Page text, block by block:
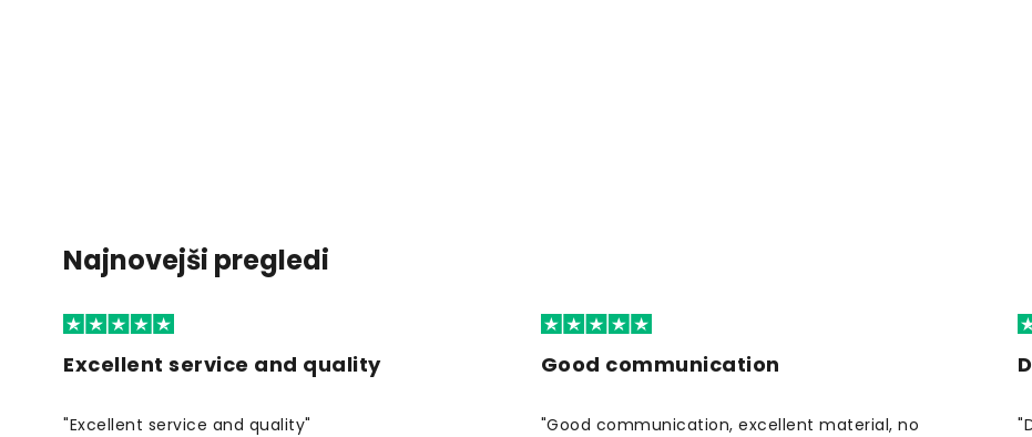
Najnovejši pregledi
Excellent service and quality
"Excellent service and quality"
Good communication
"Good communication, excellent material, no